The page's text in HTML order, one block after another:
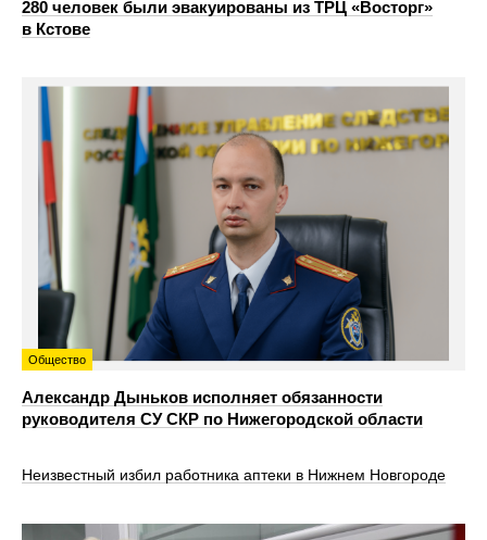
280 человек были эвакуированы из ТРЦ «Восторг»
в Кстове
Общество
Александр Дыньков исполняет обязанности
руководителя СУ СКР по Нижегородской области
Неизвестный избил работника аптеки в Нижнем Новгороде